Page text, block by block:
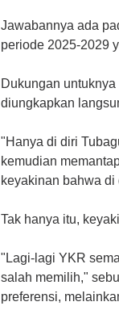
Jawabannya ada
periode 2025-2029
Dukungan
diungkapkan
"Hanya di diri
kemudian
keyakinan bahwa
Tak hanya itu,
"Lagi-lagi YKR
salah memilih,"
preferensi,